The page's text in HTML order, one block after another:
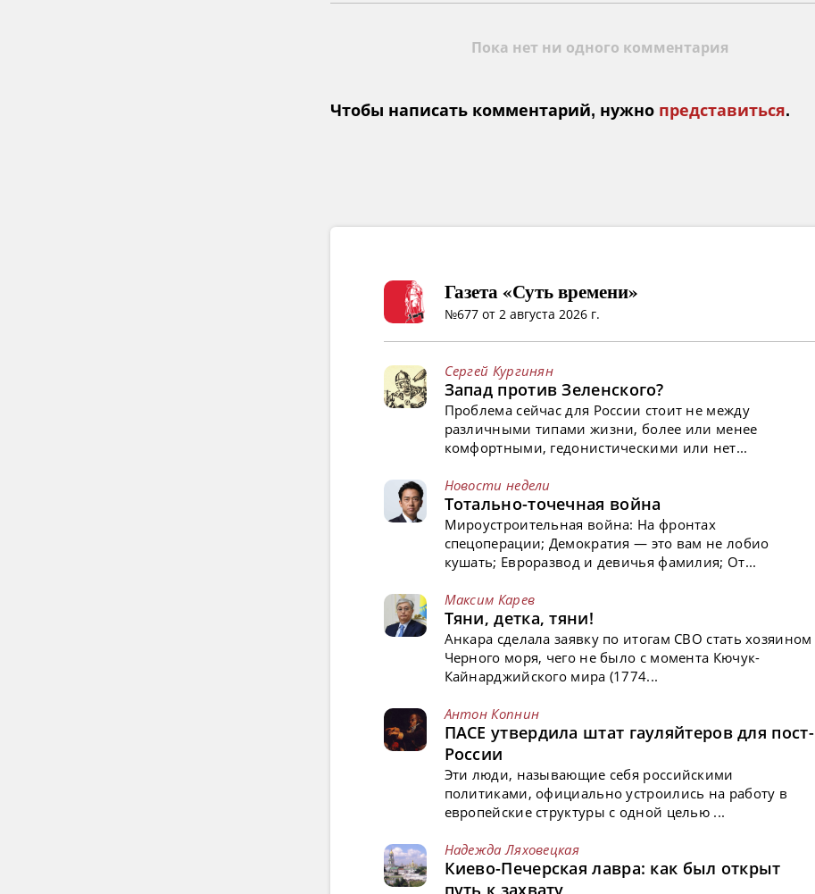
Пока нет ни одного комментария
Чтобы написать комментарий, нужно представиться.
Газета «Суть времени»
№677 от 2 августа 2026 г.
Сергей Кургинян
Запад против Зеленского?
Проблема сейчас для России стоит не между
различными типами жизни, более или менее
комфортными, гедонистическими или нет...
Новости недели
Тотально-точечная война
Мироустроительная война: На фронтах
спецоперации; Демократия — это вам не лобио
кушать; Евроразвод и девичья фамилия; От...
Максим Карев
Тяни, детка, тяни!
Анкара сделала заявку по итогам СВО стать хозяином
Черного моря, чего не было с момента Кючук-
Кайнарджийского мира (1774...
Антон Копнин
ПАСЕ утвердила штат гауляйтеров для пост-
России
Эти люди, называющие себя российскими
политиками, официально устроились на работу в
европейские структуры с одной целью ...
Надежда Ляховецкая
Киево-Печерская лавра: как был открыт
путь к захвату